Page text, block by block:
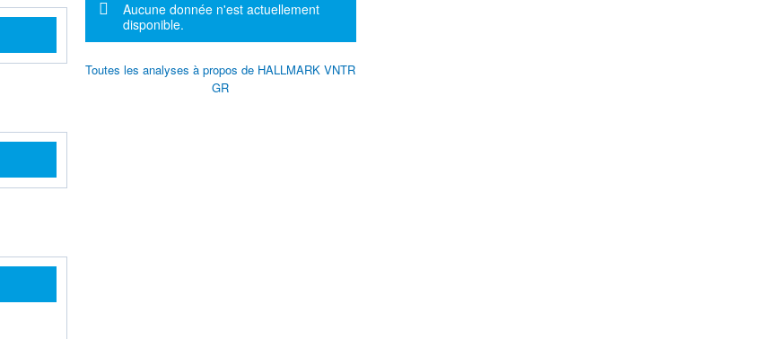
Message d'information
Aucune donnée n'est actuellement
disponible.
Toutes les analyses à propos de HALLMARK VNTR
GR